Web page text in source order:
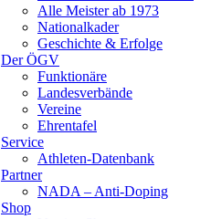
Alle Meister ab 1973
Nationalkader
Geschichte & Erfolge
Der ÖGV
Funktionäre
Landesverbände
Vereine
Ehrentafel
Service
Athleten-Datenbank
Partner
NADA – Anti-Doping
Shop